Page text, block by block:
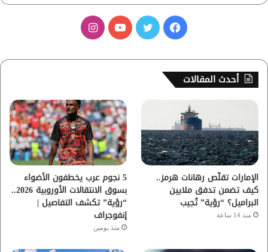
س
ب
ك
ي
و
ب
ت
ق
ر
م
أحدث المقالات
الإمارات تقلّص رهانات هرمز..
كيف تضمن تدفق ملايين
البراميل؟ “رؤية” تُجيب
منذ 14 ساعة
5 نجوم عرب يخطفون الأضواء
بسوق الانتقالات الأوروبية 2026..
“رؤية” تكشف التفاصيل |
إنفوجراف
منذ يومين